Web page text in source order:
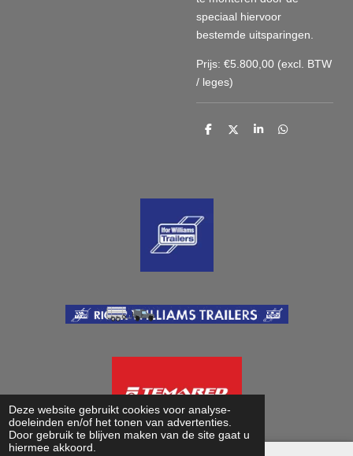
Deze website gebruikt cookies voor analyse-
doeleinden en/of het tonen van advertenties.
Door gebruik te blijven maken van de site gaat u
hiermee akkoord.
speciaal hiervoor
bestemde uitsparingen.
Prijs: €5.800,00 (excl. BTW
/ leges)
D
D
S
D